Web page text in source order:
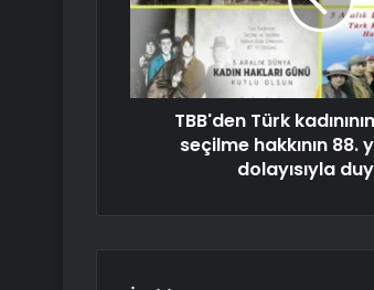
TBB'den Türk
seçilme hakkının 88.
dolayısıyla